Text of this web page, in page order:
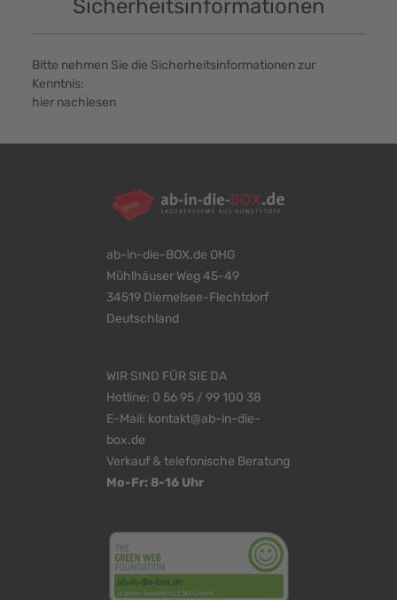
Sicherheitsinformationen
Bitte nehmen Sie die Sicherheitsinformationen zur
Kenntnis:
hier nachlesen
ab-in-die-BOX.de OHG
Mühlhäuser Weg 45-49
34519 Diemelsee-Flechtdorf
Deutschland
WIR SIND FÜR SIE DA
Hotline: 0 56 95 / 99 100 38
E-Mail: kontakt@ab-in-die-
box.de
Verkauf & telefonische Beratung
Mo-Fr: 8-16 Uhr